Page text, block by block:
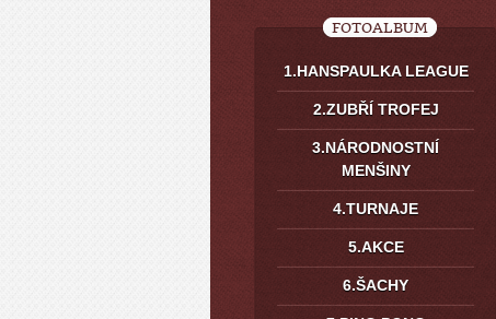
FOTOALBUM
1.HANSPAULKA LEAGUE
2.ZUBŘÍ TROFEJ
3.NÁRODNOSTNÍ
MENŠINY
4.TURNAJE
5.AKCE
6.ŠACHY